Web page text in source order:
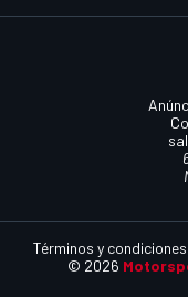
© 2026
Términos y condiciones